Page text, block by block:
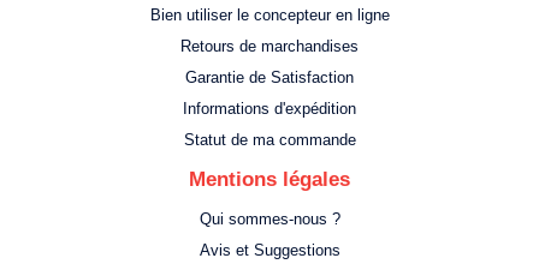
Bien utiliser le concepteur en ligne
Retours de marchandises
Garantie de Satisfaction
Informations d'expédition
Statut de ma commande
Mentions légales
Qui sommes-nous ?
Avis et Suggestions